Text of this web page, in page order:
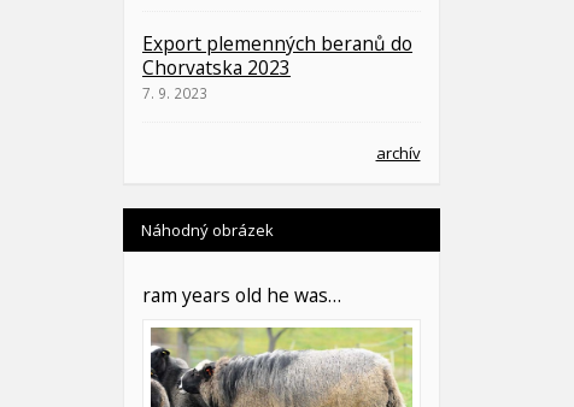
Export plemenných beranů do
Chorvatska 2023
7. 9. 2023
archív
Náhodný obrázek
ram years old he was…